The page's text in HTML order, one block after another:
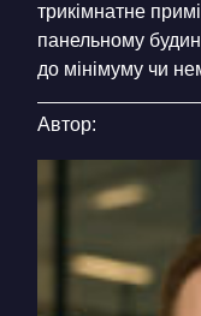
трикімнатне
панельному
до мінімуму чи
Автор: